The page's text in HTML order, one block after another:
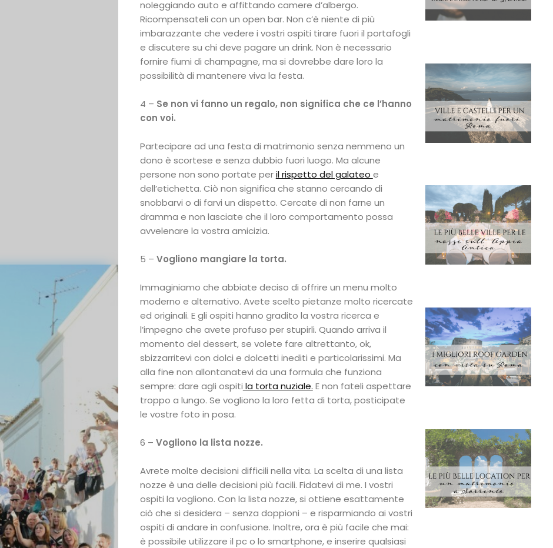
Galateo
Tendenze
Location
Abiti
Sposa
Flower
Power
Roberta
noleggiando auto e affittando camere d’albergo.
Ricompensateli con un open bar. Non c’è niente di più
imbarazzante che vedere i vostri ospiti tirare fuori il portafogli
e discutere su chi deve pagare un drink. Non è necessario
fornire fiumi di champagne, ma si dovrebbe dare loro la
possibilità di mantenere viva la festa.
4 – Se non vi fanno un regalo, non significa che ce l’hanno
con voi.
Partecipare ad una festa di matrimonio senza nemmeno un
dono è scortese e senza dubbio fuori luogo. Ma alcune
persone non sono portate peril rispetto del galateo e
dell’etichetta. Ciò non significa che stanno cercando di
snobbarvi o di farvi un dispetto. Cercate di non farne un
dramma e non lasciate che il loro comportamento possa
avvelenare la vostra amicizia.
5 – Vogliono mangiare la torta.
Immaginiamo che abbiate deciso di offrire un menu molto
moderno e alternativo. Avete scelto pietanze molto ricercate
ed originali. E gli ospiti hanno gradito la vostra ricerca e
l’impegno che avete profuso per stupirli. Quando arriva il
momento del dessert, se volete fare altrettanto, ok,
sbizzarritevi con dolci e dolcetti inediti e particolarissimi. Ma
alla fine non allontanatevi da una formula che funziona
sempre: dare agli ospiti la torta nuziale. E non fateli aspettare
troppo a lungo. Se vogliono la loro fetta di torta, posticipate
le vostre foto in posa.
6 – Vogliono la lista nozze.
Avrete molte decisioni difficili nella vita. La scelta di una lista
nozze è una delle decisioni più facili. Fidatevi di me. I vostri
ospiti la vogliono. Con la lista nozze, si ottiene esattamente
ciò che si desidera – senza doppioni – e risparmiando ai vostri
ospiti di andare in confusione. Inoltre, ora è più facile che mai:
è possibile utilizzare il pc o lo smartphone, e inserire qualsiasi